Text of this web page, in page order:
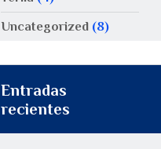
Uncategorized (8)
Entradas
recientes